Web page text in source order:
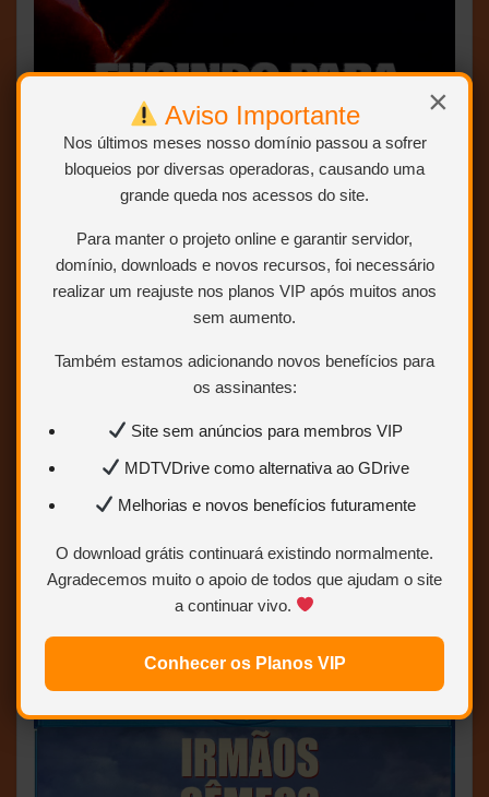
×
Aviso Importante
Nos últimos meses nosso domínio passou a sofrer
bloqueios por diversas operadoras, causando uma
grande queda nos acessos do site.
Para manter o projeto online e garantir servidor,
domínio, downloads e novos recursos, foi necessário
realizar um reajuste nos planos VIP após muitos anos
sem aumento.
Também estamos adicionando novos benefícios para
os assinantes:
Site sem anúncios para membros VIP
MDTVDrive como alternativa ao GDrive
Melhorias e novos benefícios futuramente
O download grátis continuará existindo normalmente.
Agradecemos muito o apoio de todos que ajudam o site
a continuar vivo.
Conhecer os Planos VIP
DVDREMUX + DVDRIP – TRIAL AUDIO (DUBLAGEM
CLÁSSICA – MEGASOM + HERBERT RICHERS)
DUBLAGEM MEGASOM RARISSIMA E
EXCLUSIVA …
ABRIR POSTAGEM <<<
Irmãos Gêmeos – 1988 – (Dual
Áudio/Dublado) – Bluray 1080p